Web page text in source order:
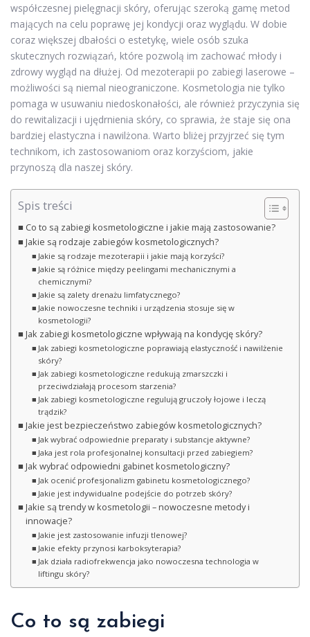
współczesnej pielęgnacji skóry, oferując szeroką gamę metod
mających na celu poprawę jej kondycji oraz wyglądu. W dobie
coraz większej dbałości o estetykę, wiele osób szuka
skutecznych rozwiązań, które pozwolą im zachować młody i
zdrowy wygląd na dłużej. Od mezoterapii po zabiegi laserowe –
możliwości są niemal nieograniczone. Kosmetologia nie tylko
pomaga w usuwaniu niedoskonałości, ale również przyczynia się
do rewitalizacji i ujędrnienia skóry, co sprawia, że staje się ona
bardziej elastyczna i nawilżona. Warto bliżej przyjrzeć się tym
technikom, ich zastosowaniom oraz korzyściom, jakie
przynoszą dla naszej skóry.
Spis treści
Co to są zabiegi kosmetologiczne i jakie mają zastosowanie?
Jakie są rodzaje zabiegów kosmetologicznych?
Jakie są rodzaje mezoterapii i jakie mają korzyści?
Jakie są różnice między peelingami mechanicznymi a
chemicznymi?
Jakie są zalety drenażu limfatycznego?
Jakie nowoczesne techniki i urządzenia stosuje się w
kosmetologii?
Jak zabiegi kosmetologiczne wpływają na kondycję skóry?
Jak zabiegi kosmetologiczne poprawiają elastyczność i nawilżenie
skóry?
Jak zabiegi kosmetologiczne redukują zmarszczki i
przeciwdziałają procesom starzenia?
Jak zabiegi kosmetologiczne regulują gruczoły łojowe i leczą
trądzik?
Jakie jest bezpieczeństwo zabiegów kosmetologicznych?
Jak wybrać odpowiednie preparaty i substancje aktywne?
Jaka jest rola profesjonalnej konsultacji przed zabiegiem?
Jak wybrać odpowiedni gabinet kosmetologiczny?
Jak ocenić profesjonalizm gabinetu kosmetologicznego?
Jakie jest indywidualne podejście do potrzeb skóry?
Jakie są trendy w kosmetologii – nowoczesne metody i
innowacje?
Jakie jest zastosowanie infuzji tlenowej?
Jakie efekty przynosi karboksyterapia?
Jak działa radiofrekwencja jako nowoczesna technologia w
liftingu skóry?
Co to są zabiegi